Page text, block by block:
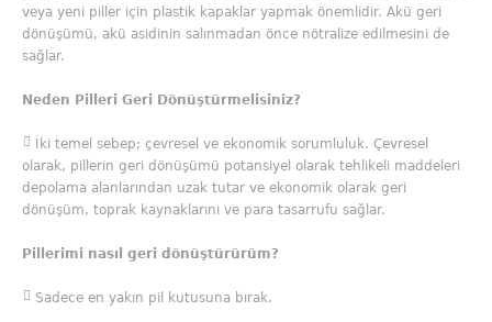
veya yeni piller için plastik kapaklar yapmak önemlidir. Akü geri
dönüşümü, akü asidinin salınmadan önce nötralize edilmesini de
sağlar.
Neden Pilleri Geri Dönüştürmelisiniz?
İki temel sebep; çevresel ve ekonomik sorumluluk. Çevresel
olarak, pillerin geri dönüşümü potansiyel olarak tehlikeli maddeleri
depolama alanlarından uzak tutar ve ekonomik olarak geri
dönüşüm, toprak kaynaklarını ve para tasarrufu sağlar.
Pillerimi nasıl geri dönüştürürüm?
Sadece en yakın pil kutusuna bırak.